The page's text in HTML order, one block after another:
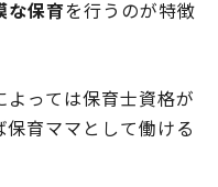
な保育を行うのが特徴
っては保育士資格が
育ママとして働ける